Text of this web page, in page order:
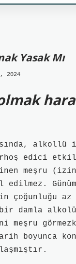
Yasak Mı
2024
alkollü
edici
meşru
çoğunluğu az
damla
meşru
boyunca